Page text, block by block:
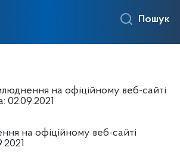
Пошук
на офіційному веб-сайті
02.09.2021
на офіційному веб-сайті